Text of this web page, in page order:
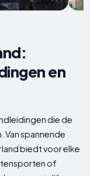
en
die de
Van spannende
biedt voor elke
of